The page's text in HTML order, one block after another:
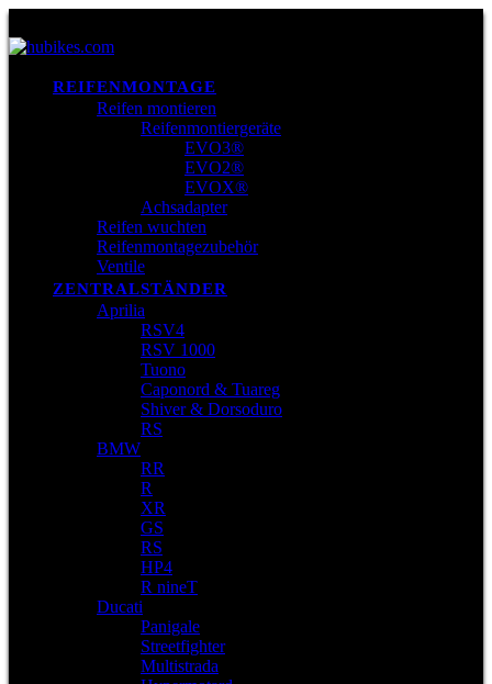
REIFENMONTAGE
Reifen montieren
Reifenmontiergeräte
EVO3®
EVO2®
EVOX®
Achsadapter
Reifen wuchten
Reifenmontagezubehör
Ventile
ZENTRALSTÄNDER
Aprilia
RSV4
RSV 1000
Tuono
Caponord & Tuareg
Shiver & Dorsoduro
RS
BMW
RR
R
XR
GS
RS
HP4
R nineT
Ducati
Panigale
Streetfighter
Multistrada